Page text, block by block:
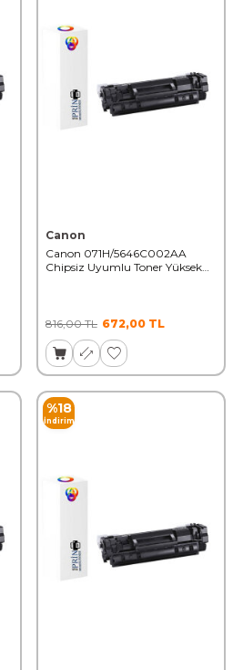
Canon
Canon 071H/5646C002AA
Chipsiz Uyumlu Toner Yüksek
816,00TL 672,00 TL
%18
İndirim